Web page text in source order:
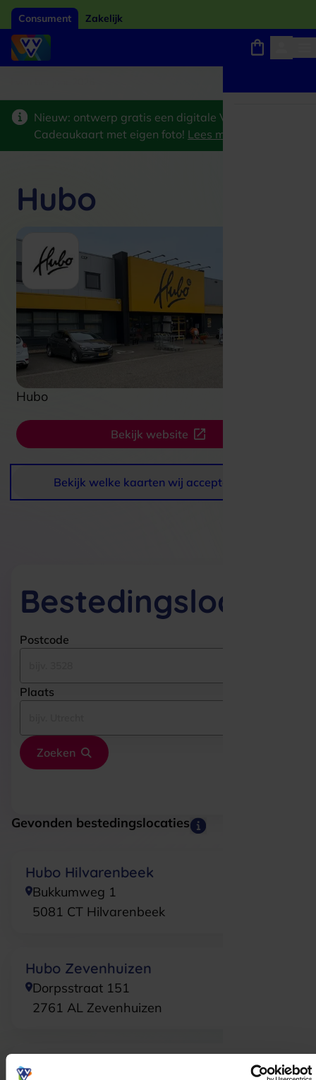
Consument Zakelijk
Nieuw: ontwerp gratis een digitale VVV
Cadeaukaart met eigen foto! Lees meer
Hubo
Bekijk website
Hubo
Bekijk welke kaarten wij accepteren
Bestedingslocaties
Postcode
Plaats
Zoeken
Gevonden bestedingslocaties
Hubo Hilvarenbeek
Bukkumweg 1
5081 CT Hilvarenbeek
Hubo Zevenhuizen
Dorpsstraat 151
2761 AL Zevenhuizen
Hubo Papendrecht